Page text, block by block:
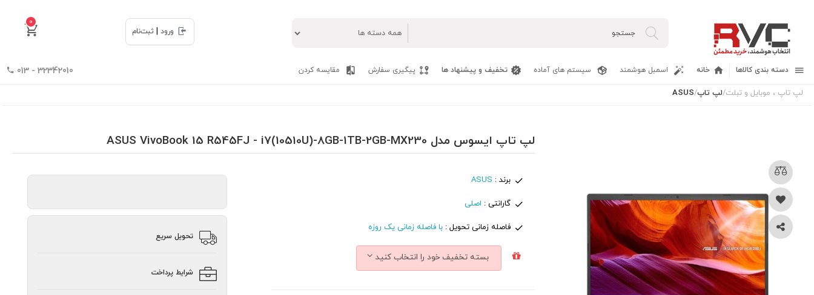
0
ورود
ثبت‌نام
دسته بندی کالاها خانه اسمبل هوشمند سیستم های آماده تخفیف و پیشنهاد ها پیگیری سفارش مقایسه کردن 32342010 - 013
لپ تاپ ، موبایل و تبلت/لپ تاپ/
ASUS
لپ تاپ ایسوس مدل ASUS VivoBook 15 R545FJ - i7(10510U)-8GB-1TB-2GB-MX230
برند : ASUS
گارانتی : اصلی
فاصله زمانی تحویل : با فاصله زمانی یک روزه
بسته تخفیف خود را انتخاب کنید
تحویل سریع
شرایط پرداخت